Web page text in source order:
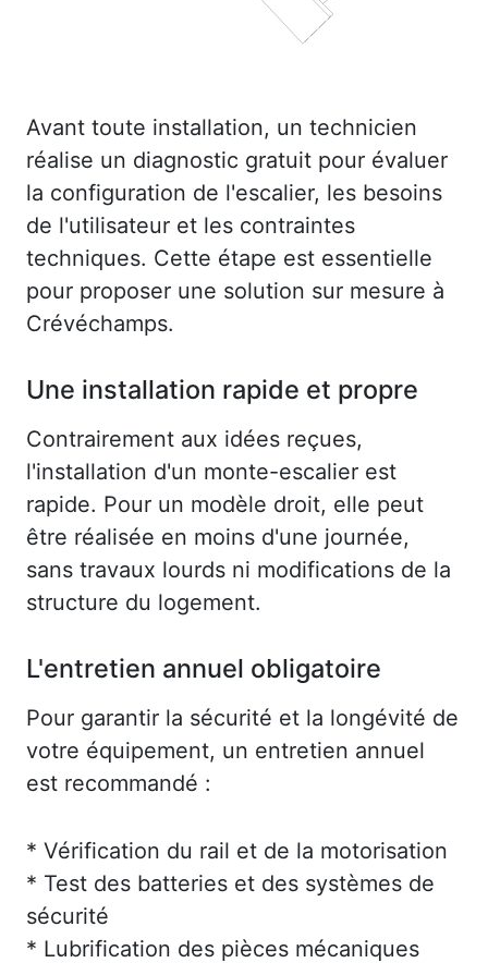
Avant toute installation, un technicien
réalise un diagnostic gratuit pour évaluer
la configuration de l'escalier, les besoins
de l'utilisateur et les contraintes
techniques. Cette étape est essentielle
pour proposer une solution sur mesure à
Crévéchamps.
Une installation rapide et propre
Contrairement aux idées reçues,
l'installation d'un monte-escalier est
rapide. Pour un modèle droit, elle peut
être réalisée en moins d'une journée,
sans travaux lourds ni modifications de la
structure du logement.
L'entretien annuel obligatoire
Pour garantir la sécurité et la longévité de
votre équipement, un entretien annuel
est recommandé :
* Vérification du rail et de la motorisation
* Test des batteries et des systèmes de
sécurité
* Lubrification des pièces mécaniques